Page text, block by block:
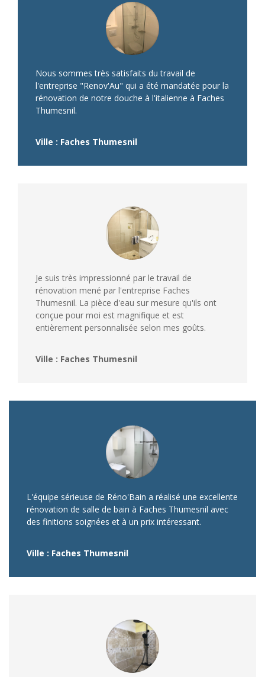
Nous sommes très satisfaits du travail de
l'entreprise "Renov'Au" qui a été mandatée pour la
rénovation de notre douche à l'italienne à Faches
Thumesnil.
Ville : Faches Thumesnil
Je suis très impressionné par le travail de
rénovation mené par l'entreprise Faches
Thumesnil. La pièce d'eau sur mesure qu'ils ont
conçue pour moi est magnifique et est
entièrement personnalisée selon mes goûts.
Ville : Faches Thumesnil
L'équipe sérieuse de Réno'Bain a réalisé une excellente
rénovation de salle de bain à Faches Thumesnil avec
des finitions soignées et à un prix intéressant.
Ville : Faches Thumesnil